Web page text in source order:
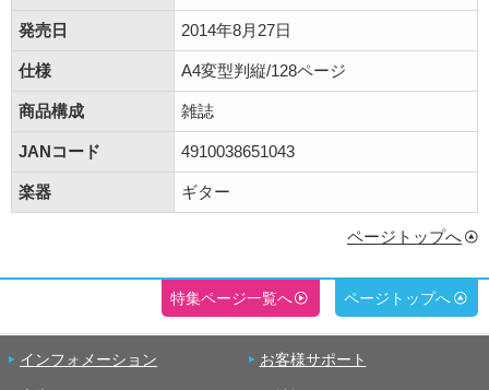
発売日 2014年8月27日
仕様 A4変型判縦/128ページ
商品構成 雑誌
JANコード 4910038651043
楽器 ギター
ページトップへ
特集ページ一覧へ ページトップへ
インフォメーション お客様サポート